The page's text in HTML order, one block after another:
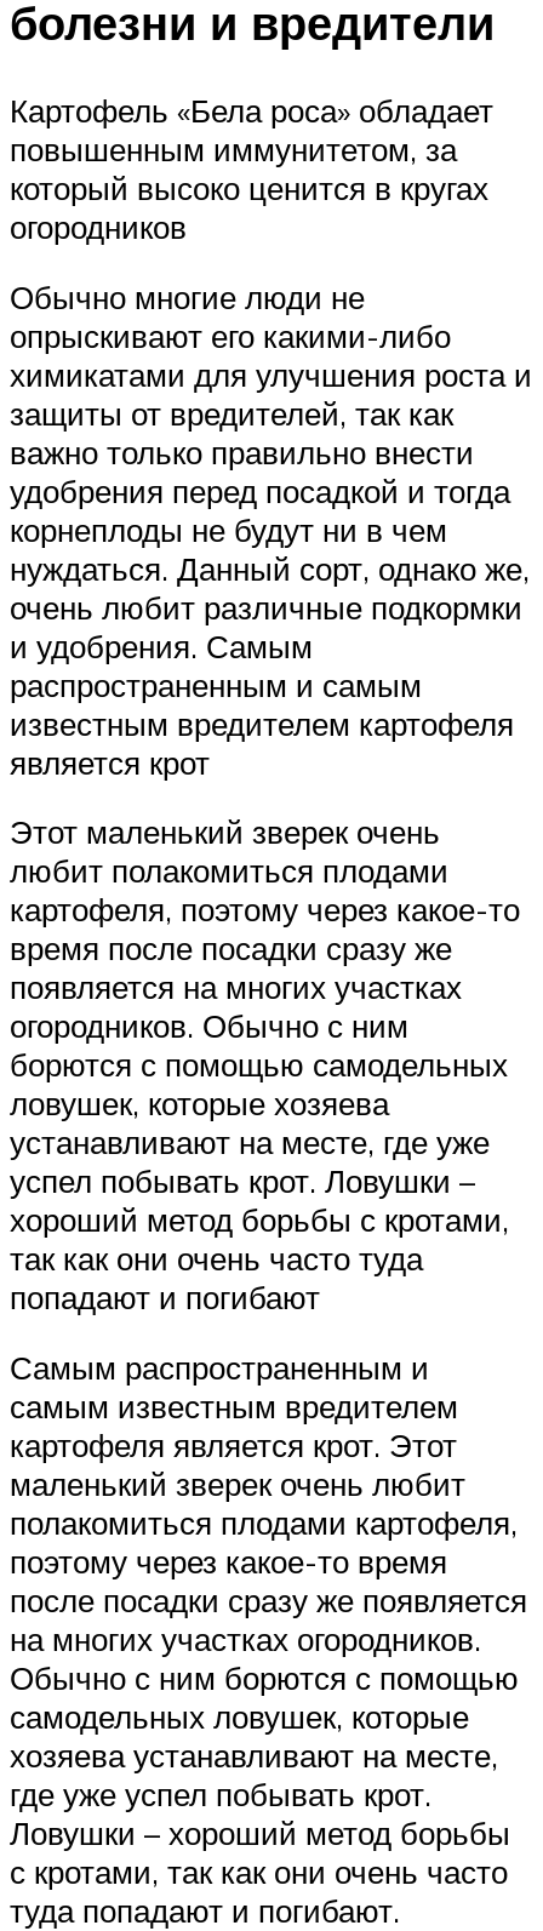
болезни и вредители
Картофель «Бела роса» обладает
повышенным иммунитетом, за
который высоко ценится в кругах
огородников
Обычно многие люди не
опрыскивают его какими-либо
химикатами для улучшения роста и
защиты от вредителей, так как
важно только правильно внести
удобрения перед посадкой и тогда
корнеплоды не будут ни в чем
нуждаться. Данный сорт, однако же,
очень любит различные подкормки
и удобрения. Самым
распространенным и самым
известным вредителем картофеля
является крот
Этот маленький зверек очень
любит полакомиться плодами
картофеля, поэтому через какое-то
время после посадки сразу же
появляется на многих участках
огородников. Обычно с ним
борются с помощью самодельных
ловушек, которые хозяева
устанавливают на месте, где уже
успел побывать крот. Ловушки –
хороший метод борьбы с кротами,
так как они очень часто туда
попадают и погибают
Самым распространенным и
самым известным вредителем
картофеля является крот. Этот
маленький зверек очень любит
полакомиться плодами картофеля,
поэтому через какое-то время
после посадки сразу же появляется
на многих участках огородников.
Обычно с ним борются с помощью
самодельных ловушек, которые
хозяева устанавливают на месте,
где уже успел побывать крот.
Ловушки – хороший метод борьбы
с кротами, так как они очень часто
туда попадают и погибают.